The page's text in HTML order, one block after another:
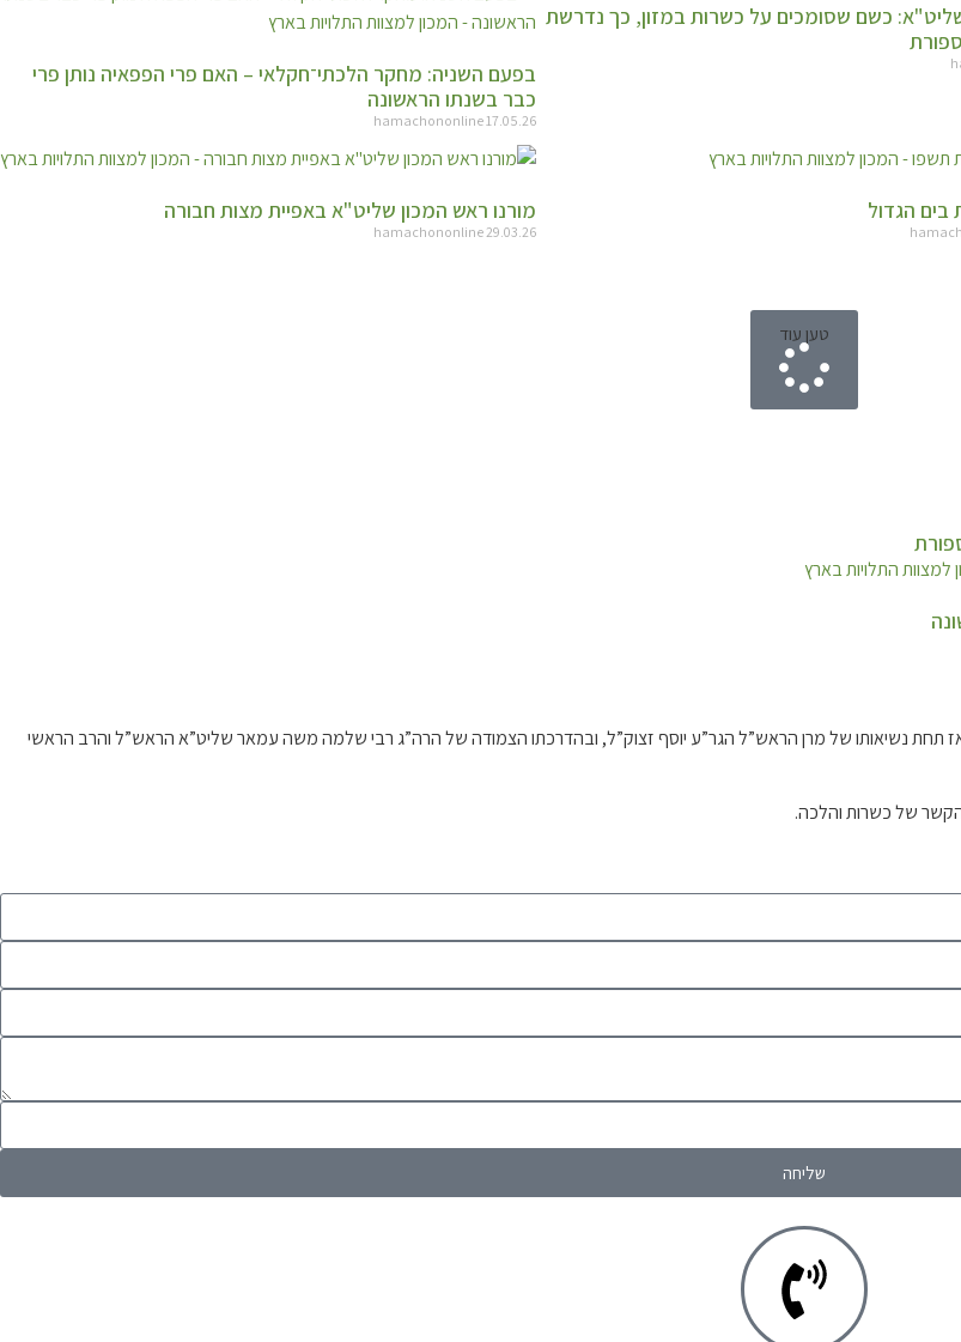
כשם שסומכים על כשרות במזון, כך נדרשת
בפעם השניה: מחקר הלכתי־חקלאי – האם פרי הפפאיה נותן פרי
כבר בשנתו הראשונה
hamachononline 17.05.26
בים הגדול מורנו ראש המכון שליט"א באפיית מצות חבורה
hamachononline 29.03.26
טען עוד
תחת נשיאותו של מרן הראש”ל הגר”ע יוסף זצוק”ל, ובהדרכתו הצמודה של הרה”ג רבי שלמה משה עמאר שליט”א הראש”ל והרב הראשי
של כשרות והלכה.
שליחה